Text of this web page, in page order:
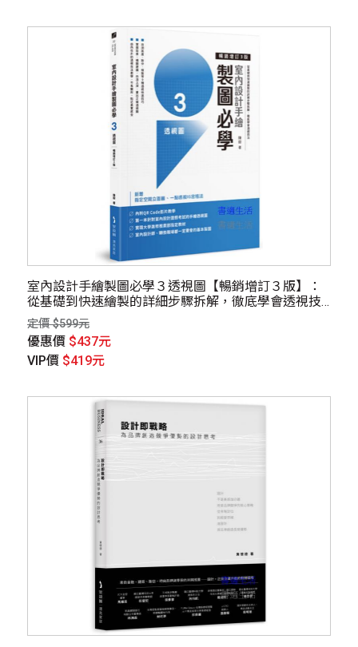
室內設計手繪製圖必學３透視圖【暢銷增訂３版】：
從基礎到快速繪製的詳細步驟拆解，徹底學會透視技
法
定價 $599元
優惠價 $437元
VIP價 $419元